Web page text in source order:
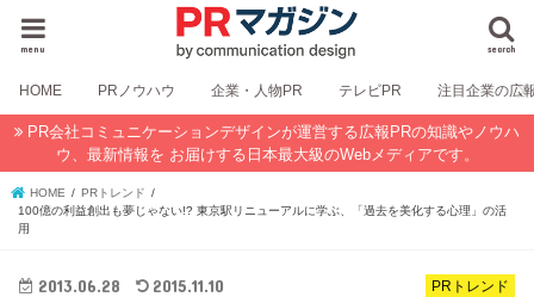
search
menu
HOME PRノウハウ 企業・人物PR テレビPR 注目企業の広
PR会社コミュニケーションデザインが運営する広報PRの知識やノウハ
ウ、最新情報を お届けする日本最大級のWebメディアです。
HOME
PRトレンド
100億の利益創出も夢じゃない!? 東京駅リニューアルに学ぶ、「過去を美化する心理」の活
用
PRトレンド
2013.06.28 2015.11.10